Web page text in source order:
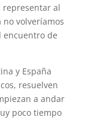
representar al
volveríamos
encuentro de
y España
resuelven
a andar
poco tiempo